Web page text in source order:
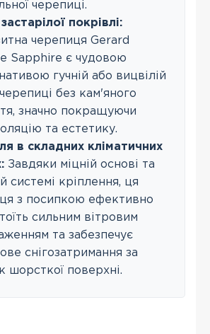
черепиці.
покрівлі:
черепиця Gerard
Sapphire є чудовою
гучній або вицвілій
без кам'яного
значно покращуючи
та естетику.
в складних кліматичних
Завдяки міцній основі та
системі кріплення, ця
з посипкою ефективно
сильним вітровим
та забезпечує
снігозатримання за
шорсткої поверхні.